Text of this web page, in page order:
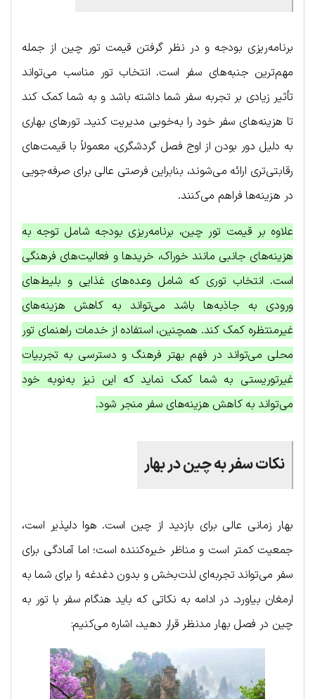
برنامه‌ریزی بودجه و در نظر گرفتن قیمت تور چین از جمله
مهم‌ترین جنبه‌های سفر است. انتخاب تور مناسب می‌تواند
تأثیر زیادی بر تجربه سفر شما داشته باشد و به شما کمک کند
تا هزینه‌های سفر خود را به‌خوبی مدیریت کنید. تورهای بهاری
به دلیل دور بودن از اوج فصل گردشگری، معمولاً با قیمت‌های
رقابتی‌تری ارائه می‌شوند، بنابراین فرصتی عالی برای صرفه‌جویی
در هزینه‌ها فراهم می‌کنند.
علاوه بر قیمت تور چین، برنامه‌ریزی بودجه شامل توجه به
هزینه‌های جانبی مانند خوراک، خریدها و فعالیت‌های فرهنگی
است. انتخاب توری که شامل وعده‌های غذایی و بلیط‌های
ورودی به جاذبه‌ها باشد می‌تواند به کاهش هزینه‌های
غیرمنتظره کمک کند. همچنین، استفاده از خدمات راهنمای تور
محلی می‌تواند در فهم بهتر فرهنگ و دسترسی به تجربیات
غیرتوریستی به شما کمک نماید که این نیز به‌نوبه خود
می‌تواند به کاهش هزینه‌های سفر منجر شود.
نکات سفر به چین در بهار
بهار زمانی عالی برای بازدید از چین است. هوا دلپذیر است،
جمعیت کمتر است و مناظر خیره‌کننده است؛ اما آمادگی برای
سفر می‌تواند تجربه‌ای لذت‌بخش و بدون دغدغه را برای شما به
ارمغان بیاورد. در ادامه به نکاتی که باید هنگام سفر با تور به
چین در فصل بهار مدنظر قرار دهید، اشاره می‌کنیم: